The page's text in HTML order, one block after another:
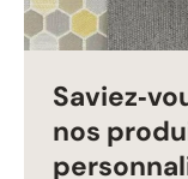
nos